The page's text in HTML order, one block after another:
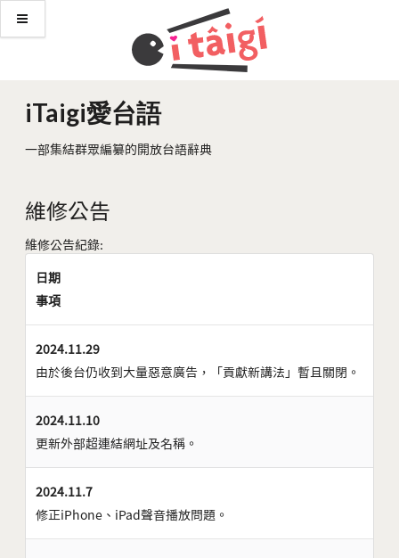
iTaigi愛台語
一部集結群眾編纂的開放台語辭典
維修公告
維修公告紀錄:
日期
事項
2024.11.29
由於後台仍收到大量惡意廣告，「貢獻新講法」暫且關閉。
2024.11.10
更新外部超連結網址及名稱。
2024.11.7
修正iPhone、iPad聲音播放問題。